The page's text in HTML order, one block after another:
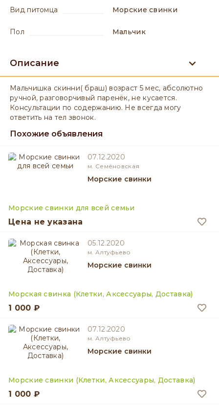
вид питомца Морские свинки
пол мальчик
Описание
Мальчишка скинни( браш) возраст 5 мес, абсолютно
ручной, разговорчивый паренёк, не кусается.
Консультации по содержанию. Не всегда могу
ответить на тел звонок.
Похожие объявления
07.12.2020
м. Семёновская
Морские свинки
Морские свинки для всей семьи
Цена не указана
05.12.2020
м. Алтуфьево
Морские свинки
Морская свинка (Клетки, Аксессуары, Доставка)
1 000 ₽
07.12.2020
м. Алтуфьево
Морские свинки
Морские свинки (Клетки, Аксессуары, Доставка)
1 000 ₽